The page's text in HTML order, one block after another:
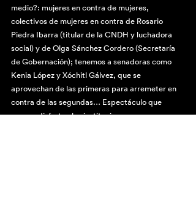
medio?: mujeres en contra de mujeres,
colectivos de mujeres en contra de Rosario
Piedra Ibarra (titular de la CNDH y luchadora
social) y de Olga Sánchez Cordero (Secretaría
de Gobernación); tenemos a senadoras como
Kenia López y Xóchitl Gálvez, que se
aprovechan de las primeras para arremeter en
contra de las segundas… Espectáculo que
parece disfrutan las instituciones